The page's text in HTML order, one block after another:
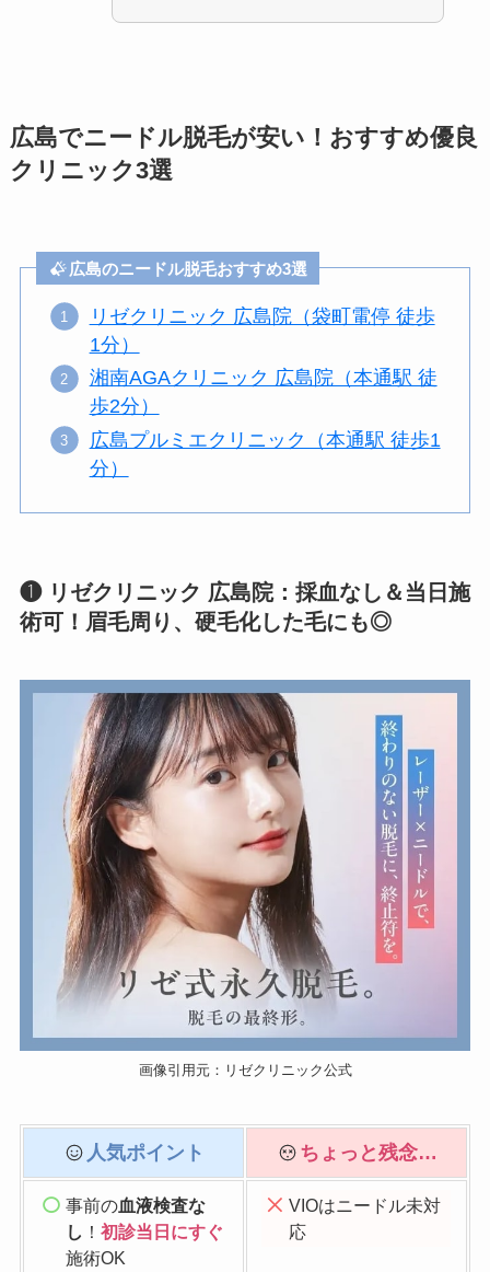
広島でニードル脱毛が安い！おすすめ優良
クリニック3選
広島のニードル脱毛おすすめ3選
リゼクリニック 広島院（袋町電停 徒歩
1分）
湘南AGAクリニック 広島院（本通駅 徒
歩2分）
広島プルミエクリニック（本通駅 徒歩1
分）
❶ リゼクリニック 広島院：採血なし＆当日施
術可！眉毛周り、硬毛化した毛にも◎
画像引用元：リゼクリニック公式
人気ポイント ちょっと残念…
事前の血液検査な
し ！ 初診当日にすぐ
施術OK
VIOはニードル未対
応